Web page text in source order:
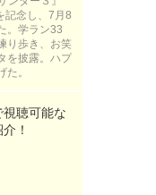
記念し、7月8
。学ラン33
り歩き、お笑
を披露。ハプ
。
聴可能な
！